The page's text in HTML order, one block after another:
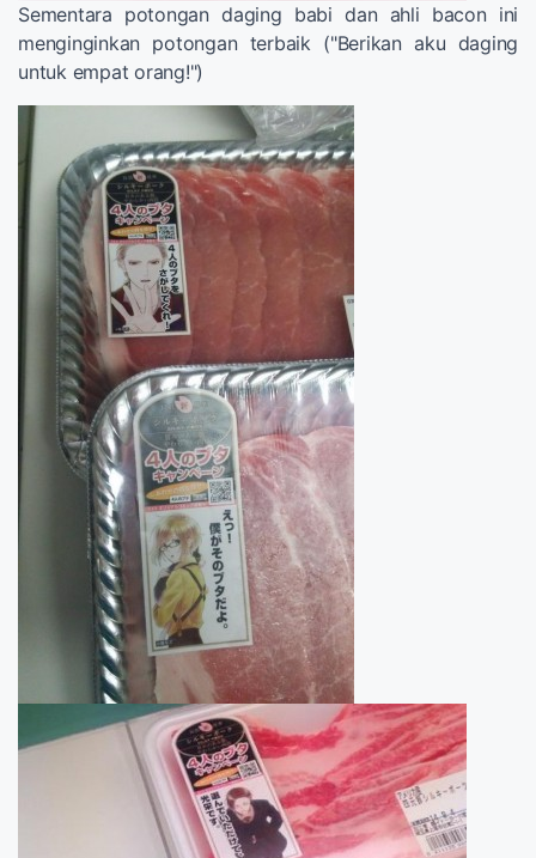
Sementara potongan daging babi dan ahli bacon ini
menginginkan potongan terbaik ("Berikan aku daging
untuk empat orang!")